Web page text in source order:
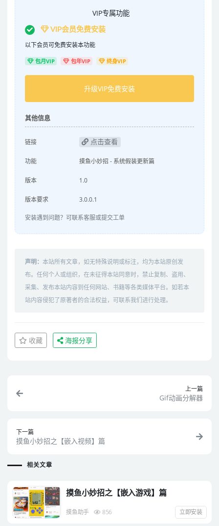
VIP专属功能
VIP会员免费安装
以下会员可免费安装本功能
包月VIP 包年VIP 终身VIP
升级VIP免费安装
其他信息
链接 点击查看
功能 摸鱼小妙招 - 系统假装更新篇
版本 1.0
版本要求 3.0.0.1
安装遇到问题？可联系客服或提交工单
声明： 本站所有文章，如无特殊说明或标注，均为本站原创发
布。任何个人或组织，在未征得本站同意时，禁止复制、盗用、
采集、发布本站内容到任何网站、书籍等各类媒体平台。如若本
站内容侵犯了原著者的合法权益，可联系我们进行处理。
收藏 海报分享
上一篇
Gif动画分解器
下一篇
摸鱼小妙招之【嵌入视频】篇
相关文章
摸鱼小妙招之【嵌入游戏】篇
摸鱼助手 856 立即安装